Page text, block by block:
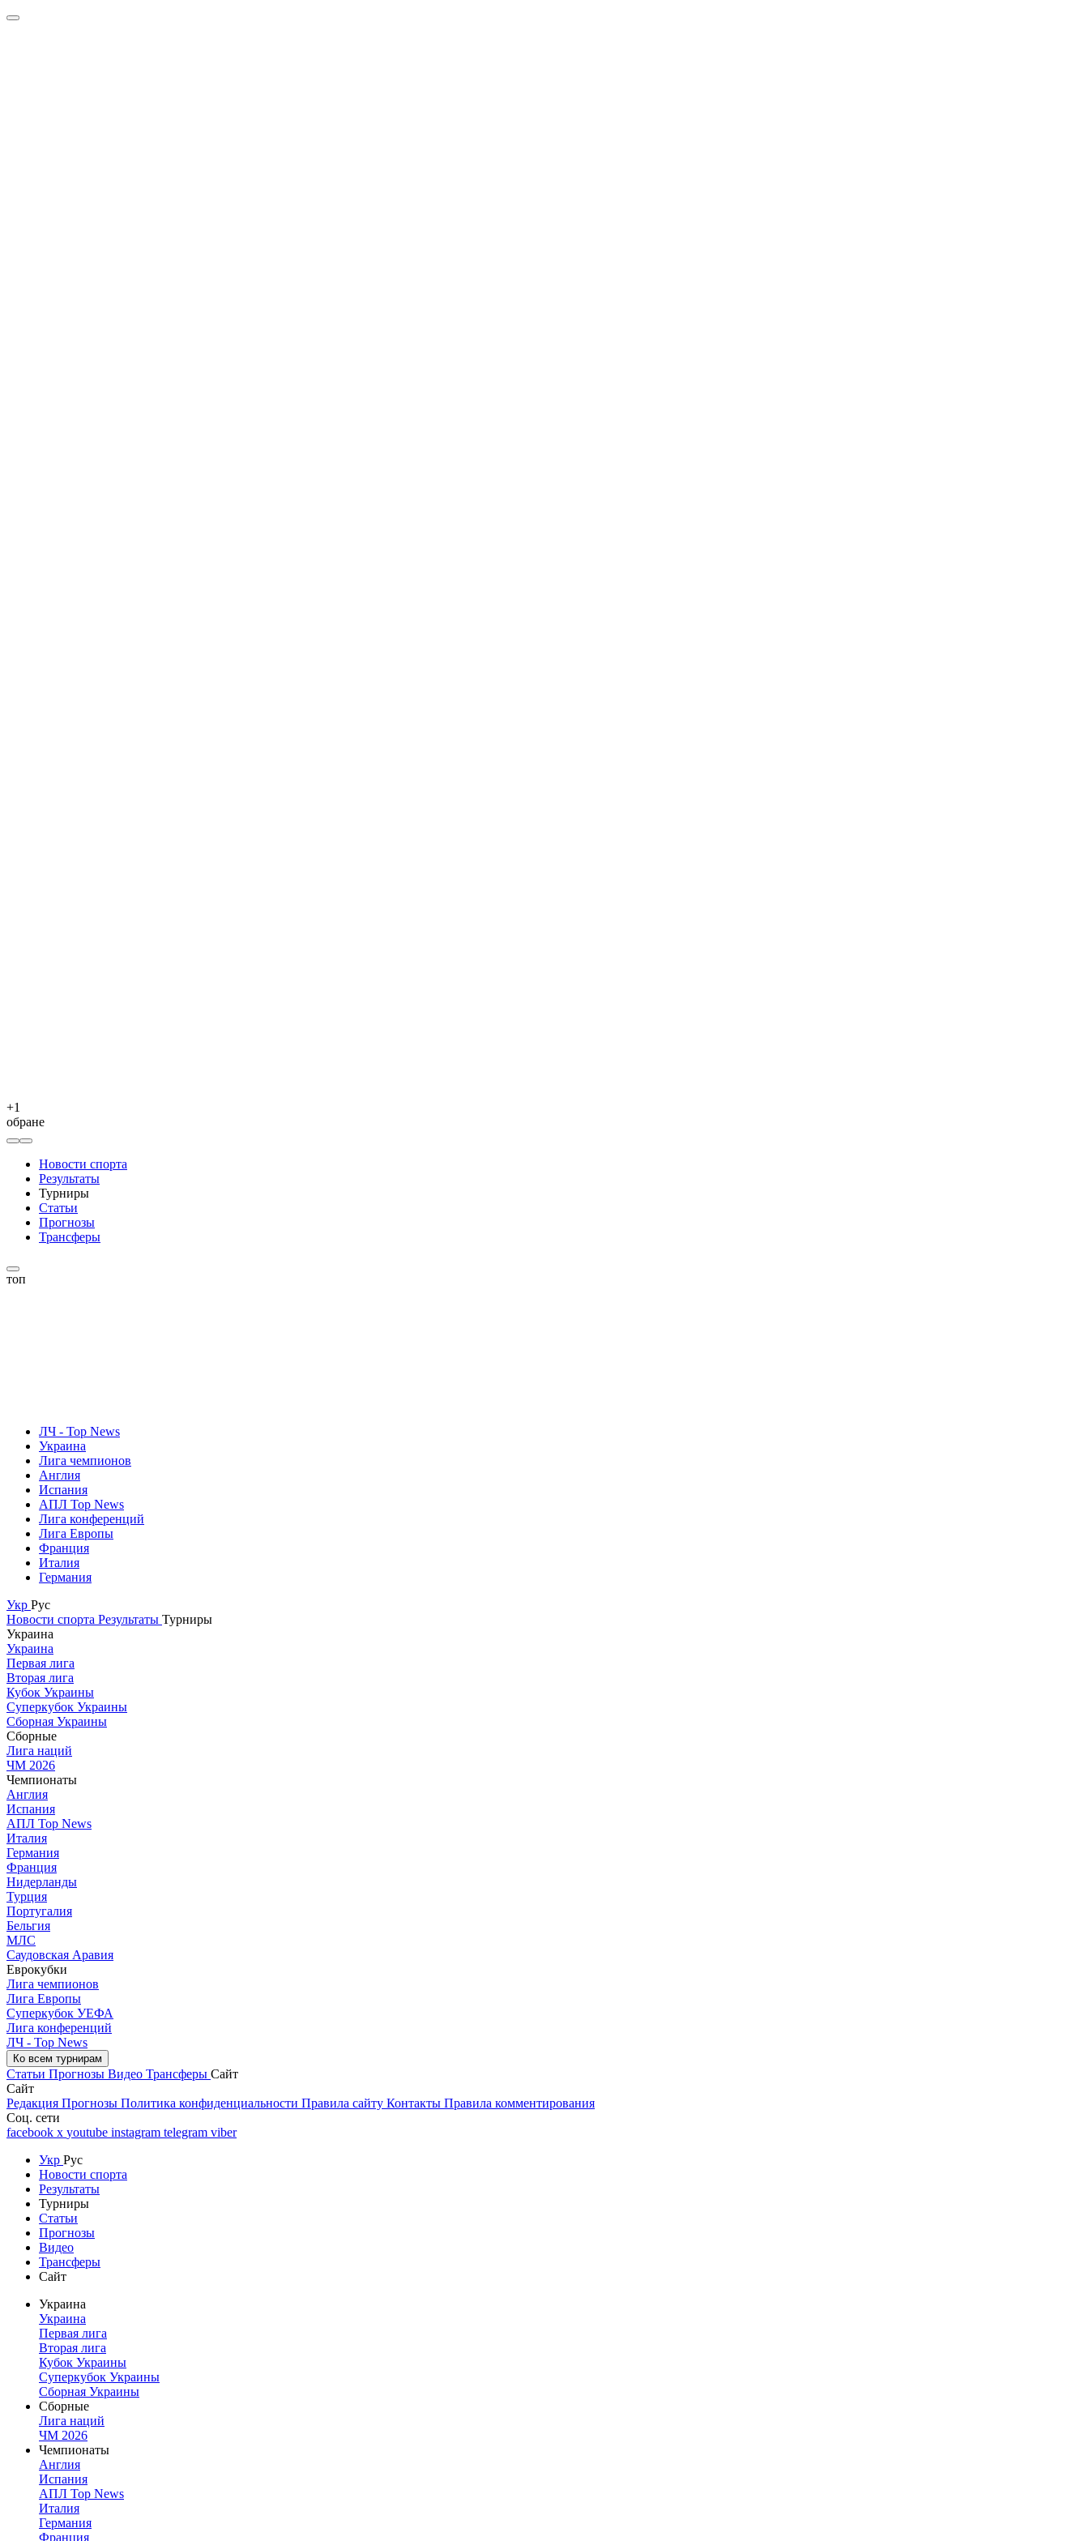
+1
обране
Новости спорта
Результаты
Турниры
Статьи
Прогнозы
Трансферы
топ
ЛЧ - Top News
Украина
Лига чемпионов
Англия
Испания
АПЛ Top News
Лига конференций
Лига Европы
Франция
Италия
Германия
Укр Рус
Новости спорта Результаты Турниры
Украина
Украина
Первая лига
Вторая лига
Кубок Украины
Суперкубок Украины
Сборная Украины
Сборные
Лига наций
ЧМ 2026
Чемпионаты
Англия
Испания
АПЛ Top News
Италия
Германия
Франция
Нидерланды
Турция
Португалия
Бельгия
МЛС
Саудовская Аравия
Еврокубки
Лига чемпионов
Лига Европы
Суперкубок УЕФА
Лига конференций
ЛЧ - Top News
Ко всем турнирам
Статьи Прогнозы Видео Трансферы Сайт
Сайт
Редакция Прогнозы Политика конфиденциальности Правила сайту Контакты Правила комментирования
Соц. сети
facebook x youtube instagram telegram viber
Укр Рус
Новости спорта
Результаты
Турниры
Статьи
Прогнозы
Видео
Трансферы
Сайт
Украина
Украина
Первая лига
Вторая лига
Кубок Украины
Суперкубок Украины
Сборная Украины
Сборные
Лига наций
ЧМ 2026
Чемпионаты
Англия
Испания
АПЛ Top News
Италия
Германия
Франция